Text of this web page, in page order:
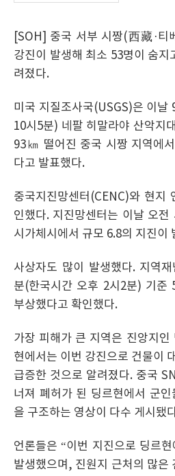
[SOH] 중국 서부 시짱(西藏·티
강진이 발생해 최소 53명이 숨지
려졌다.
미국 지질조사국(USGS)은 이날
10시5분) 네팔 히말라야 산악지
93㎞ 떨어진 중국 시짱 지역에
다고 발표했다.
중국지진망센터(CENC)와 현지
인했다. 지진망센터는 이날 오전
시가체시에서 규모 6.8의 지진이
사상자도 많이 발생했다. 지역
분(한국시간 오후 2시2분) 기준
부상했다고 확인했다.
가장 피해가 큰 지역은 진앙지인
현에서는 이번 강진으로 건물이
급증한 것으로 알려졌다. 중국
너져 폐허가 된 딩르현에서 군
을 구조하는 영상이 다수 게시됐
언론들은 “이번 지진으로 딩르
발생했으며, 진원지 근처의 많은